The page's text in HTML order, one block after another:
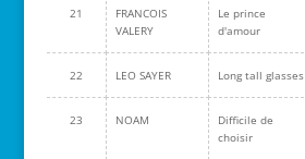
21
FRANCOIS
VALERY
Le prince
d'amour
22 LEO SAYER Long tall glasses
23 NOAM
Difficile de
choisir